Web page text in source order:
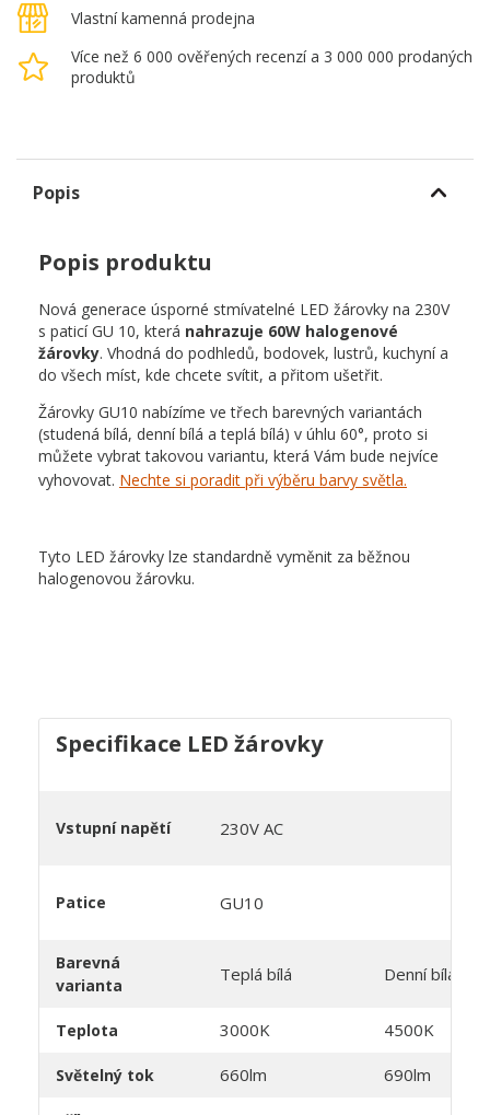
Vlastní kamenná prodejna
Více než 6 000 ověřených recenzí a 3 000 000 prodaných
produktů
Popis
Popis produktu
Nová generace úsporné stmívatelné LED žárovky na 230V
s paticí GU 10, která nahrazuje 60W halogenové
žárovky. Vhodná do podhledů, bodovek, lustrů, kuchyní a
do všech míst, kde chcete svítit, a přitom ušetřit.
Žárovky GU10 nabízíme ve třech barevných variantách
(studená bílá, denní bílá a teplá bílá) v úhlu 60°, proto si
můžete vybrat takovou variantu, která Vám bude nejvíce
vyhovovat. Nechte si poradit při výběru barvy světla.
Tyto LED žárovky lze standardně vyměnit za běžnou
halogenovou žárovku.
Specifikace LED žárovky
Vstupní napětí 230V AC
Patice GU10
Barevná
varianta
Teplá bílá Denní bílá
Teplota 3000K 4500K
Světelný tok 660lm 690lm